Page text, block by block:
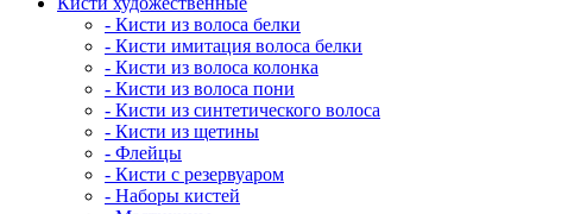
- Кисти из волоса белки
- Кисти имитация волоса белки
- Кисти из волоса колонка
- Кисти из волоса пони
- Кисти из синтетического волоса
- Кисти из щетины
- Флейцы
- Кисти с резервуаром
- Наборы кистей